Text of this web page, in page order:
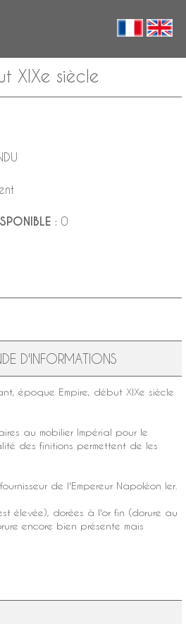
XIXe siècle
: 0
D'INFORMATIONS
époque Empire, début XIXe siècle
au mobilier Impérial pour le
des finitions permettent de les
de l'Empereur Napoléon Ier.
élevée), dorées à l'or fin (dorure au
encore bien présente mais